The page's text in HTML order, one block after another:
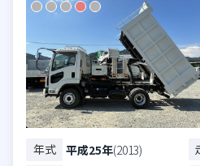
年式 平成25年(2013)